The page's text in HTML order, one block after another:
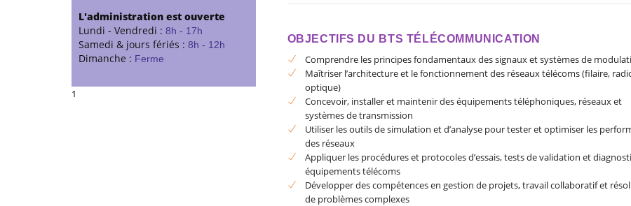
L'administration est ouverte
Lundi - Vendredi : 8h - 17h
Samedi & jours fériés : 8h - 12h
Dimanche : Ferme
1
OBJECTIFS DU BTS TÉLÉCOMMUNICATION
Comprendre les principes fondamentaux des signaux et systèmes de
Maîtriser l’architecture et le fonctionnement des réseaux télécoms (filaire,
optique)
Concevoir, installer et maintenir des équipements téléphoniques, réseaux et
systèmes de transmission
Utiliser les outils de simulation et d’analyse pour tester et optimiser les
des réseaux
Appliquer les procédures et protocoles d’essais, tests de validation et
équipements télécoms
Développer des compétences en gestion de projets, travail collaboratif et
de problèmes complexes